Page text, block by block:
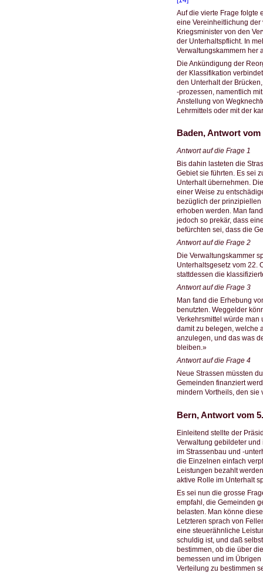
Auf die vierte Frage folgte
eine Vereinheitlichung
Kriegsminister von den
der Unterhaltspflicht. In
Verwaltungskammern her
Die Ankündigung der
der Klassifikation
den Unterhalt der
-prozessen, namentlich
Anstellung von
Lehrmittels oder mit der
Baden, Antwort vom
Antwort auf die Frage 1
Bis dahin lasteten die
Gebiet sie führten. Es sei
Unterhalt übernehmen.
einer Weise zu
bezüglich der
erhoben werden. Man
jedoch so prekär, dass
befürchten sei, dass die
Antwort auf die Frage 2
Die Verwaltungskammer
Unterhaltsgesetz vom 22.
stattdessen die
Antwort auf die Frage 3
Man fand die Erhebung
benutzten. Weggelder
Verkehrsmittel würde
damit zu belegen, welche
anzulegen, und das was
bleiben.»
Antwort auf die Frage 4
Neue Strassen müssten
Gemeinden finanziert
mindern Vortheils, den sie
Bern, Antwort vom
Einleitend stellte der
Verwaltung gebildeter
im Strassenbau und -
die Einzelnen einfach
Leistungen bezahlt
aktive Rolle im Unterhalt
Es sei nun die grosse
empfahl, die Gemeinden
belasten. Man könne
Letzteren sprach von
eine steuerähnliche
schuldig ist, und daß
bestimmen, ob die über
bemessen und im
Verteilung zu bestimmen